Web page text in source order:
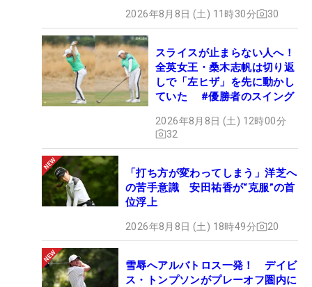
2026年8月8日 (土) 11時30分 30
スライスが止まらない人へ！
全英女王・桑木志帆は切り返
しで「左ヒザ」を先に動かし
ていた #優勝者のスイング
2026年8月8日 (土) 12時00分
32
「打ち方が変わってしまう」洋芝へ
の苦手意識 安田祐香が“克服”の首
位浮上
2026年8月8日 (土) 18時49分 20
雪辱へアルバトロス一発！ デイビ
ス・トンプソンがプレーオフ圏内に